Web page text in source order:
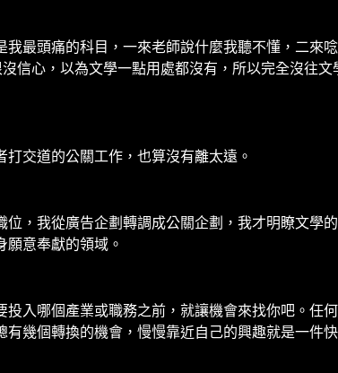
最頭痛的科目，一來老師說什麼我聽不懂，二來
信心，以為文學一點用處都沒有，所以完全沒往
交道的公關工作，也算沒有離太遠。
，我從廣告企劃轉調成公關企劃，我才明瞭文學
意奉獻的領域。
入哪個產業或職務之前，就讓機會來找你吧。任
幾個轉換的機會，慢慢靠近自己的興趣就是一件快